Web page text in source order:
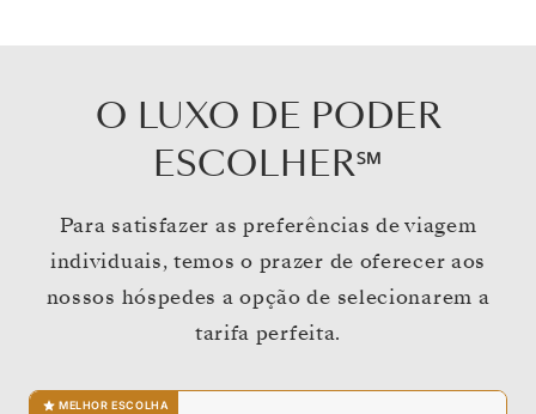
O LUXO DE PODER
ESCOLHER℠
Para satisfazer as preferências de viagem
individuais, temos o prazer de oferecer aos
nossos hóspedes a opção de selecionarem a
tarifa perfeita.
MELHOR ESCOLHA